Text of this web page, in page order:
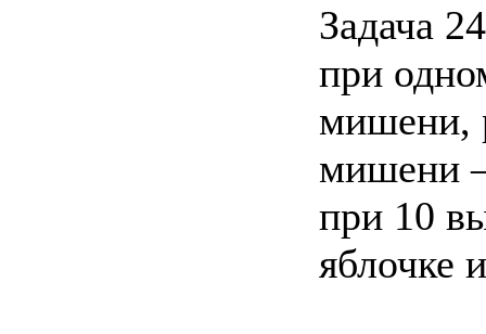
Задача
при
мишени,
мишени
при 10
яблочке